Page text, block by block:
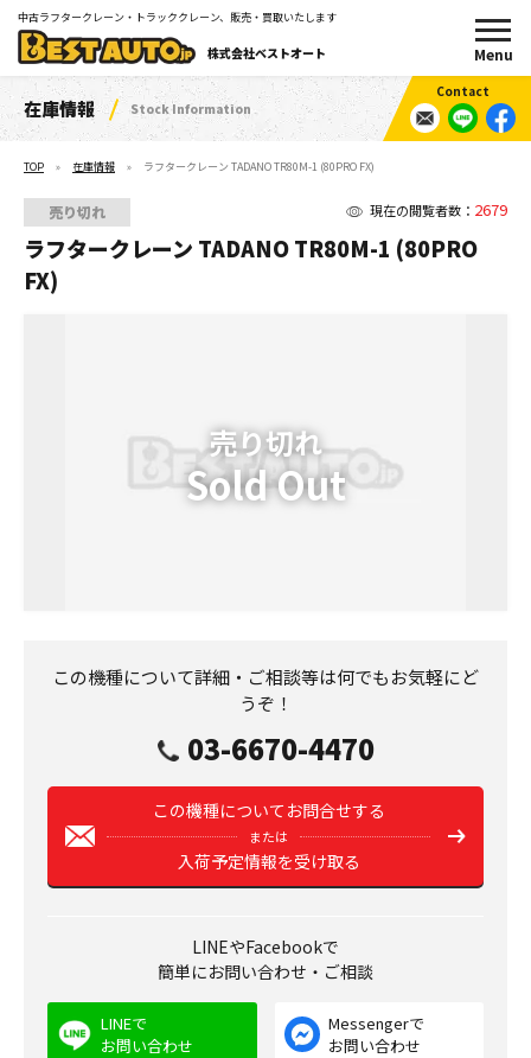
中古ラフタークレーン・トラッククレーン、販売・買取いたします
株式会社ベストオート
在庫情報 Stock Information
TOP 在庫情報 ラフタークレーン TADANO TR80M-1 (80PRO FX)
現在の閲覧者数： 2679
売り切れ
ラフタークレーン TADANO TR80M-1 (80PRO
FX)
この機種について詳細・ご相談等は何でもお気軽にど
うぞ！
03-6670-4470
この機種についてお問合せする
または
入荷予定情報を受け取る
LINEやFacebookで
簡単にお問い合わせ・ご相談
LINEで
お問い合わせ
Messengerで
お問い合わせ